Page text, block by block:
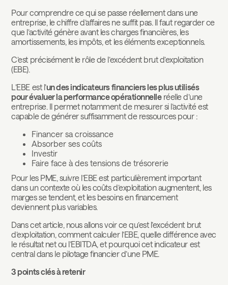
Pour comprendre ce qui se passe réellement dans une
entreprise, le chiffre d’affaires ne suffit pas. Il faut regarder ce
que l’activité génère avant les charges financières, les
amortissements, les impôts, et les éléments exceptionnels.
C’est précisément le rôle de l’excédent brut d’exploitation
(EBE).
L’EBE est l’un des indicateurs financiers les plus utilisés
pour évaluer la performance opérationnelleréelle d’une
entreprise. Il permet notamment de mesurer si l’activité est
capable de générer suffisamment de ressources pour :
Financer sa croissance
Absorber ses coûts
Investir
Faire face à des tensions de trésorerie
Pour les PME, suivre l’EBE est particulièrement important
dans un contexte où les coûts d’exploitation augmentent, les
marges se tendent, et les besoins en financement
deviennent plus variables.
Dans cet article, nous allons voir ce qu’est l’excédent brut
d’exploitation, comment calculer l’EBE, quelle différence avec
le résultat net ou l’EBITDA, et pourquoi cet indicateur est
central dans le pilotage financier d’une PME.
3 points clés à retenir